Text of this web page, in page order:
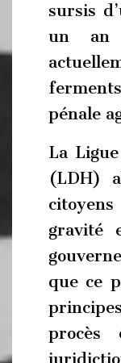
sursis
un an
pénale
La
(LDH)
gravité
que ce
procès